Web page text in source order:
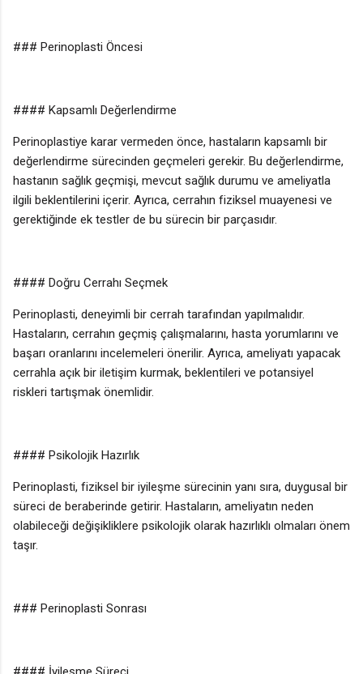
### Perinoplasti Öncesi
#### Kapsamlı Değerlendirme
Perinoplastiye karar vermeden önce, hastaların kapsamlı bir
değerlendirme sürecinden geçmeleri gerekir. Bu değerlendirme,
hastanın sağlık geçmişi, mevcut sağlık durumu ve ameliyatla
ilgili beklentilerini içerir. Ayrıca, cerrahın fiziksel muayenesi ve
gerektiğinde ek testler de bu sürecin bir parçasıdır.
#### Doğru Cerrahı Seçmek
Perinoplasti, deneyimli bir cerrah tarafından yapılmalıdır.
Hastaların, cerrahın geçmiş çalışmalarını, hasta yorumlarını ve
başarı oranlarını incelemeleri önerilir. Ayrıca, ameliyatı yapacak
cerrahla açık bir iletişim kurmak, beklentileri ve potansiyel
riskleri tartışmak önemlidir.
#### Psikolojik Hazırlık
Perinoplasti, fiziksel bir iyileşme sürecinin yanı sıra, duygusal bir
süreci de beraberinde getirir. Hastaların, ameliyatın neden
olabileceği değişikliklere psikolojik olarak hazırlıklı olmaları önem
taşır.
### Perinoplasti Sonrası